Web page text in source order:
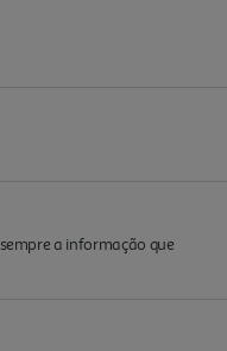
a informação que